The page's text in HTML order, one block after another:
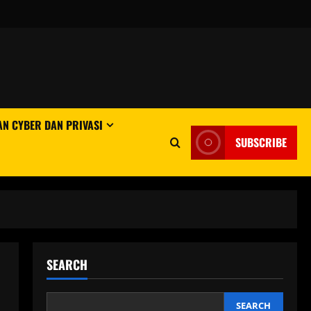
CYBER DAN PRIVASI
SUBSCRIBE
SEARCH
SEARCH